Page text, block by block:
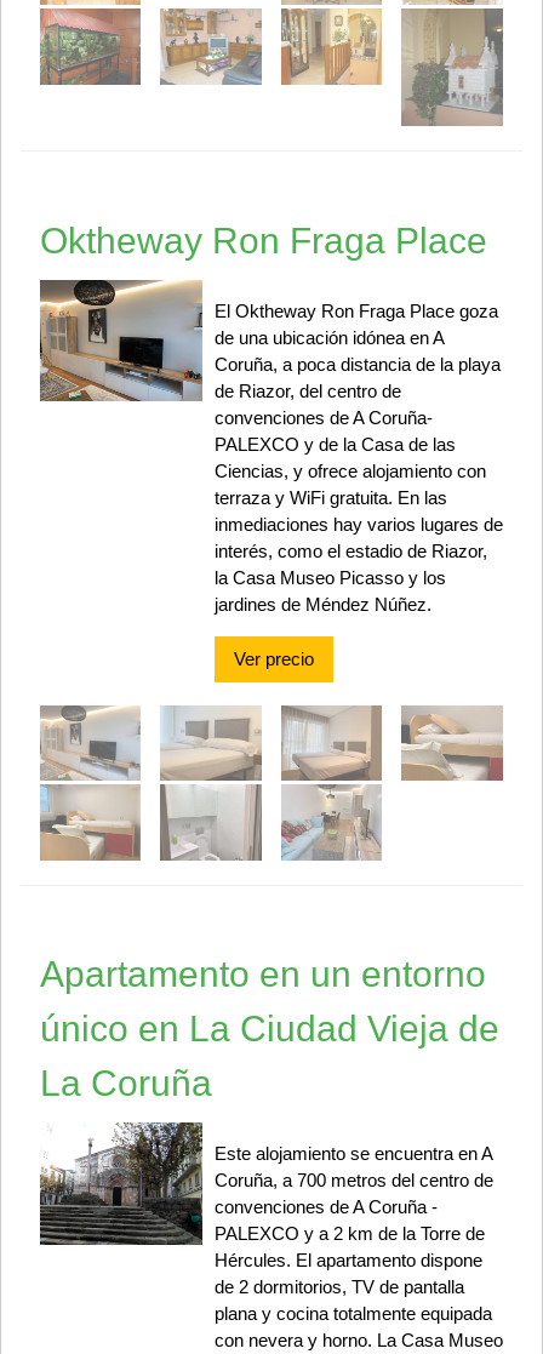
Oktheway Ron Fraga Place
El Oktheway Ron Fraga Place goza
de una ubicación idónea en A
Coruña, a poca distancia de la playa
de Riazor, del centro de
convenciones de A Coruña-
PALEXCO y de la Casa de las
Ciencias, y ofrece alojamiento con
terraza y WiFi gratuita. En las
inmediaciones hay varios lugares de
interés, como el estadio de Riazor,
la Casa Museo Picasso y los
jardines de Méndez Núñez.
Ver precio
Apartamento en un entorno
único en La Ciudad Vieja de
La Coruña
Este alojamiento se encuentra en A
Coruña, a 700 metros del centro de
convenciones de A Coruña -
PALEXCO y a 2 km de la Torre de
Hércules. El apartamento dispone
de 2 dormitorios, TV de pantalla
plana y cocina totalmente equipada
con nevera y horno. La Casa Museo